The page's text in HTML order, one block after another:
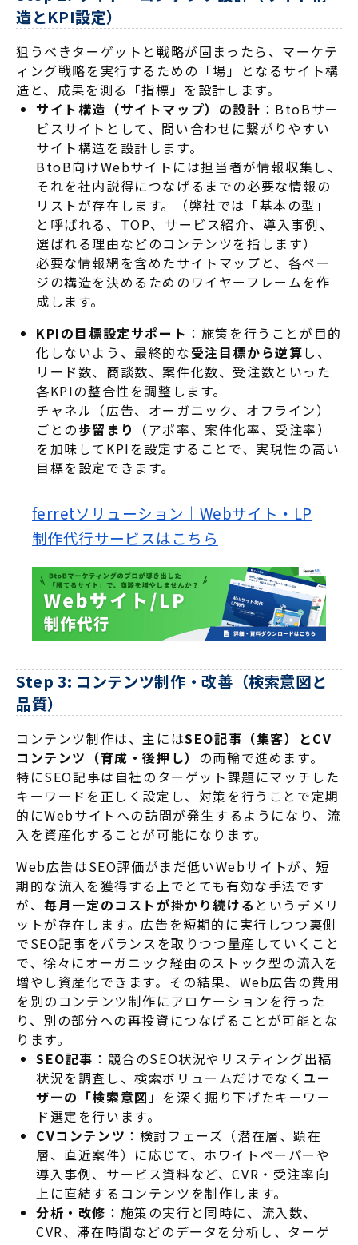
造とKPI設定）
狙うべきターゲットと戦略が固まったら、マーケテ
ィング戦略を実行するための「場」となるサイト構
造と、成果を測る「指標」を設計します。
サイト構造（サイトマップ）の設計 ：BtoBサー
ビスサイトとして、問い合わせに繋がりやすい
サイト構造を設計します。
BtoB向けWebサイトには担当者が情報収集し、
それを社内説得につなげるまでの必要な情報の
リストが存在します。（弊社では 「基本の型」
と呼ばれる、TOP、サービス紹介、導入事例、
選ばれる理由などのコンテンツを指します）
必要な情報網を含めたサイトマップと、各ペー
ジの構造を決めるためのワイヤーフレームを作
成します。
KPIの目標設定サポート ：施策を行うことが目的
化しないよう、最終的な受注目標から逆算し、
リード数、商談数、案件化数、受注数といった
各KPIの整合性を調整します。
チャネル（広告、オーガニック、オフライン）
ごとの歩留まり
（アポ率、案件化率、受注率）
を加味してKPIを設定することで、実現性の高い
目標を設定できます。
ferretソリューション｜Webサイト・LP
制作代行サービスはこちら
Step 3: コンテンツ制作・改善（検索意図と
品質）
コンテンツ制作は、主にはSEO記事（集客）とCV
コンテンツ（育成・後押し） の両輪で進めます。
特にSEO記事は自社のターゲット課題にマッチした
キーワードを正しく設定し、対策を行うことで定期
的にWebサイトへの訪問が発生するようになり、流
入を資産化することが可能になります。
Web広告はSEO評価がまだ低いWebサイトが、短
期的な流入を獲得する上でとても有効な手法です
が、毎月一定のコストが掛かり続ける というデメリ
ットが存在します。広告を短期的に実行しつつ裏側
でSEO記事をバランスを取りつつ量産していくこと
で、徐々にオーガニック経由のストック型の流入を
増やし資産化できます。その結果、Web広告の費用
を別のコンテンツ制作にアロケーションを行った
り、別の部分への再投資につなげることが可能とな
ります。
SEO記事 ：競合のSEO状況やリスティング出稿
状況を調査し、検索ボリュームだけでなく ユー
ザーの「検索意図」 を深く掘り下げたキーワー
ド選定を行います。
CVコンテンツ ：検討フェーズ（潜在層、顕在
層、直近案件）に応じて、ホワイトペーパーや
導入事例、サービス資料など、CVR・受注率向
上に直結するコンテンツを制作します。
分析・改修 ：施策の実行と同時に、流入数、
CVR、滞在時間などのデータを分析し、ターゲ